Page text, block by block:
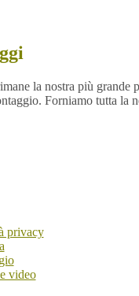
la nostra più grande
Forniamo tutta la
privacy
video